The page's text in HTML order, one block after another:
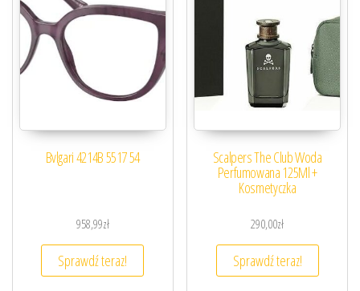
Bvlgari 4214B 5517 54
958,99zł
Sprawdź teraz!
Scalpers The Club Woda
Perfumowana 125Ml +
Kosmetyczka
290,00zł
Sprawdź teraz!